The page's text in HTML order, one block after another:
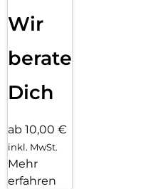
Wir
beraten
Dich
ab 10,00 €
inkl. MwSt.
Mehr
erfahren